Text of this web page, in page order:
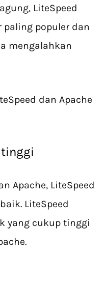
LiteSpeed
paling populer dan
mengalahkan
dan Apache
tinggi
Apache, LiteSpeed
LiteSpeed
yang cukup tinggi